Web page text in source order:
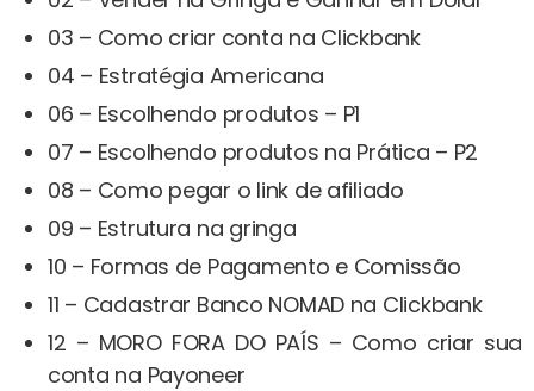
03 – Como criar conta na Clickbank
04 – Estratégia Americana
06 – Escolhendo produtos – P1
07 – Escolhendo produtos na Prática – P2
08 – Como pegar o link de afiliado
09 – Estrutura na gringa
10 – Formas de Pagamento e Comissão
11 – Cadastrar Banco NOMAD na Clickbank
12 – MORO FORA DO PAÍS – Como criar sua
conta na Payoneer